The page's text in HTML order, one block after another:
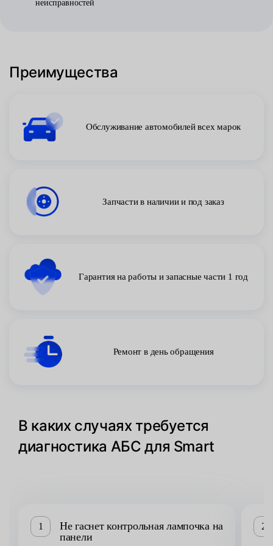
неисправностей
Преимущества
Обслуживание автомобилей всех марок
Запчасти в наличии и под заказ
Гарантия на работы и запасные части 1 год
Ремонт в день обращения
В каких случаях требуется
диагностика АБС для Smart
1
Не гаснет контрольная лампочка на
панели
2